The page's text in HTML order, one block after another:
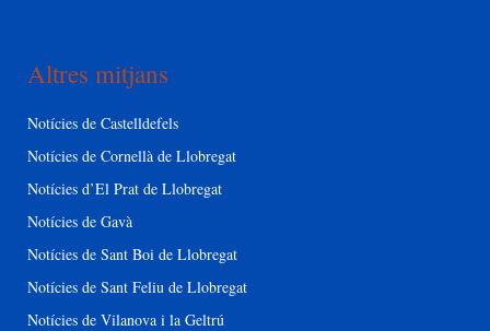
Altres mitjans
Notícies de Castelldefels
Notícies de Cornellà de Llobregat
Notícies d’El Prat de Llobregat
Notícies de Gavà
Notícies de Sant Boi de Llobregat
Notícies de Sant Feliu de Llobregat
Notícies de Vilanova i la Geltrú